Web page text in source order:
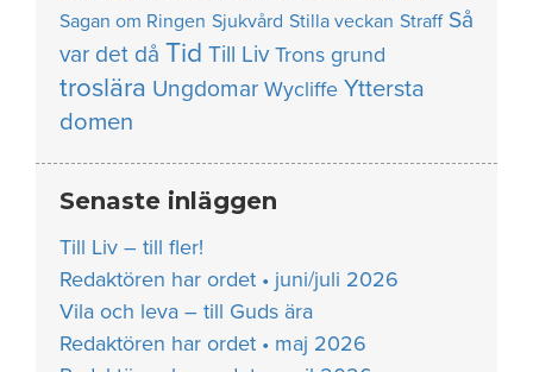
Sagan om Ringen Sjukvård Stilla veckan Straff Så
var det då Tid Till Liv Trons grund
troslära Ungdomar Wycliffe Yttersta
domen
Senaste inläggen
Till Liv – till fler!
Redaktören har ordet • juni/juli 2026
Vila och leva – till Guds ära
Redaktören har ordet • maj 2026